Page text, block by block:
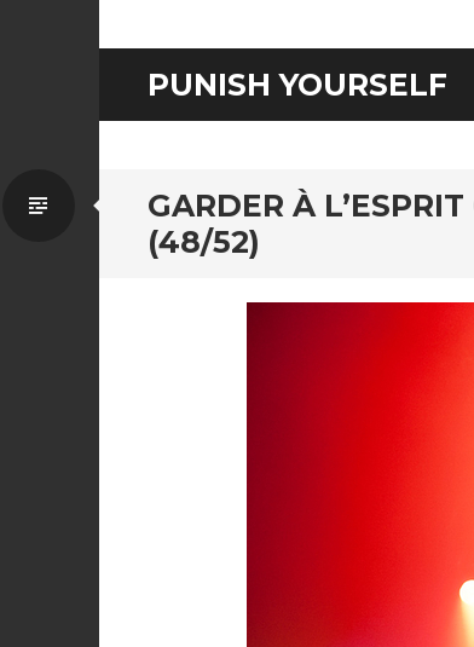
PUNISH YOURSELF
GARDER À
(48/52)
Par